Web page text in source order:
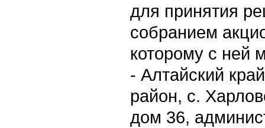
для принятия
собранием
которому с ней
- Алтайский
район, с.
дом 36,